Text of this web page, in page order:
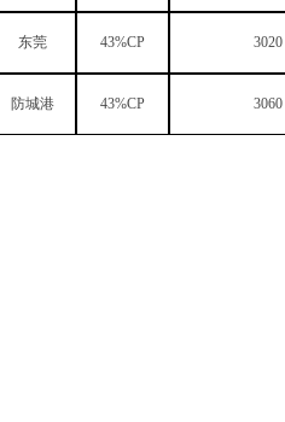
东莞 43%CP 3020
防城港 43%CP 3060